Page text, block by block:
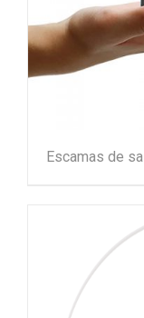
Escamas de sal